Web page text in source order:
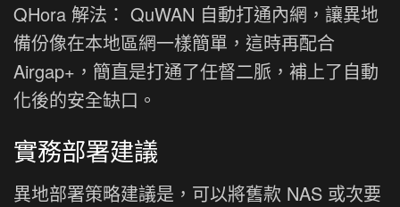
QHora 解法： QuWAN 自動打通內網，讓異地
備份像在本地區網一樣簡單，這時再配合
Airgap+，簡直是打通了任督二脈，補上了自動
化後的安全缺口。
實務部署建議
異地部署策略建議是，可以將舊款 NAS 或次要